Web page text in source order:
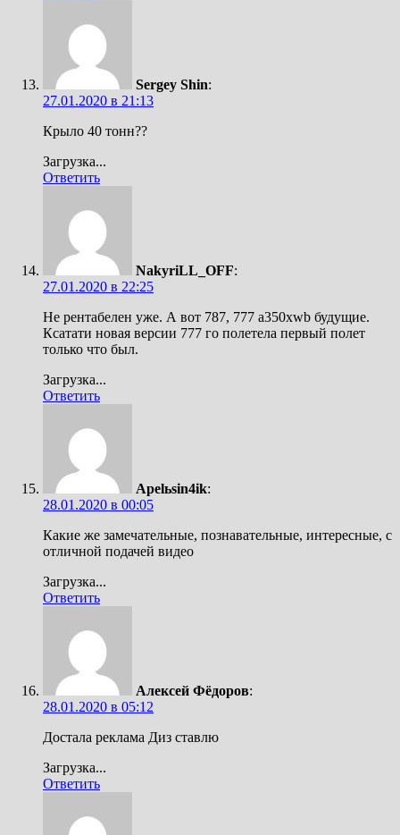
Sergey Shin:
27.01.2020 в 21:13
Крыло 40 тонн??
Загрузка...
Ответить
NakyriLL_OFF:
27.01.2020 в 22:25
Не рентабелен уже. А вот 787, 777 а350xwb будущие.
Ксатати новая версии 777 го полетела первый полет
только что был.
Загрузка...
Ответить
Apelьsin4ik:
28.01.2020 в 00:05
Какие же замечательные, познавательные, интересные, с
отличной подачей видео
Загрузка...
Ответить
Алексей Фёдоров:
28.01.2020 в 05:12
Достала реклама Диз ставлю
Загрузка...
Ответить